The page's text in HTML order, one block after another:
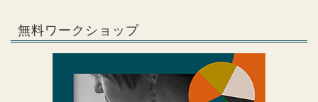
無料ワークショップ